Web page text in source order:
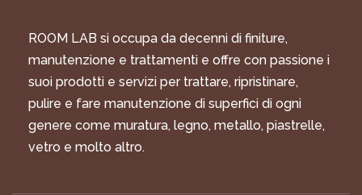
ROOM LAB si occupa da decenni di finiture,
manutenzione e trattamenti e offre con passione i
suoi prodotti e servizi per trattare, ripristinare,
pulire e fare manutenzione di superfici di ogni
genere come muratura, legno, metallo, piastrelle,
vetro e molto altro.